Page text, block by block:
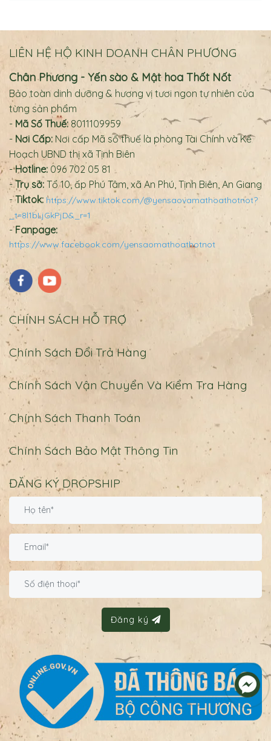
LIÊN HỆ HỘ KINH DOANH CHÂN PHƯƠNG
Chân Phương - Yến sào & Mật hoa Thốt Nốt
Bảo toàn dinh dưỡng & hương vị tươi ngon tự nhiên của
từng sản phẩm
- Mã Số Thuế: 8011109959
- Nơi Cấp: Nơi cấp Mã số thuế là phòng Tài Chính và Kế
Hoạch UBND thị xã Tịnh Biên
-Hotline: 096 702 05 81
-Trụ sở: Tổ 10, ấp Phú Tâm, xã An Phú, Tịnh Biên, An Giang
-Tiktok: https://www.tiktok.com/@yensaovamathoathotnot?
_t=8l1bLjGkPjD&_r=1
-Fanpage:
https://www.facebook.com/yensaomathoathotnot
CHÍNH SÁCH HỖ TRỢ
Chính Sách Đổi Trả Hàng
Chính Sách Vận Chuyển Và Kiểm Tra Hàng
Chính Sách Thanh Toán
Chính Sách Bảo Mật Thông Tin
ĐĂNG KÝ DROPSHIP
Đăng ký